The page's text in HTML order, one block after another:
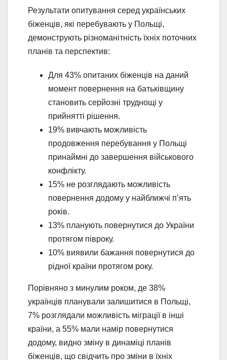
Результати опитування серед українських
біженців, які перебувають у Польщі,
демонструють різноманітність їхніх поточних
планів та перспектив:
Для 43% опитаних біженців на даний
момент повернення на батьківщину
становить серйозні труднощі у
прийнятті рішення.
19% вивчають можливість
продовження перебування у Польщі
принаймні до завершення військового
конфлікту.
15% не розглядають можливість
повернення додому у найближчі п’ять
років.
13% планують повернутися до України
протягом півроку.
10% виявили бажання повернутися до
рідної країни протягом року.
Порівняно з минулим роком, де 38%
українців планували залишитися в Польщі,
7% розглядали можливість міграції в інші
країни, а 55% мали намір повернутися
додому, видно зміну в динаміці планів
біженців, що свідчить про зміни в їхніх